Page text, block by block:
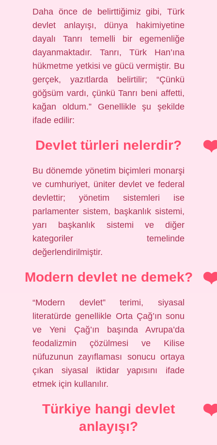
Daha önce de belirttiğimiz gibi, Türk
devlet anlayışı, dünya hakimiyetine
dayalı Tanrı temelli bir egemenliğe
dayanmaktadır. Tanrı, Türk Han’ına
hükmetme yetkisi ve gücü vermiştir. Bu
gerçek, yazıtlarda belirtilir; “Çünkü
göğsüm vardı, çünkü Tanrı beni affetti,
kağan oldum.” Genellikle şu şekilde
ifade edilir:
Devlet türleri nelerdir?
Bu dönemde yönetim biçimleri monarşi
ve cumhuriyet, üniter devlet ve federal
devlettir; yönetim sistemleri ise
parlamenter sistem, başkanlık sistemi,
yarı başkanlık sistemi ve diğer
kategoriler temelinde
değerlendirilmiştir.
Modern devlet ne demek?
“Modern devlet” terimi, siyasal
literatürde genellikle Orta Çağ’ın sonu
ve Yeni Çağ’ın başında Avrupa’da
feodalizmin çözülmesi ve Kilise
nüfuzunun zayıflaması sonucu ortaya
çıkan siyasal iktidar yapısını ifade
etmek için kullanılır.
Türkiye hangi devlet
anlayışı?